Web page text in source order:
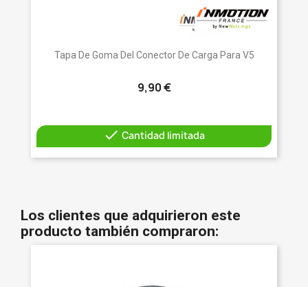
Tapa De Goma Del Conector De Carga Para V5
9,90 €
 Cantidad limitada
Los clientes que adquirieron este
producto también compraron: